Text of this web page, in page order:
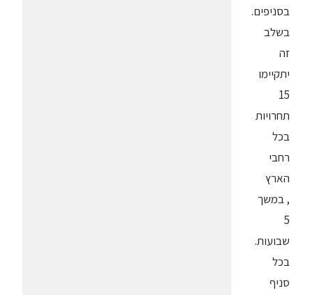
בסניפים.
בשלב
זה
יתקיימו
15
תחרויות
בכל
רחבי
הארץ
, במשך
5
שבועות.
בכל
סניף